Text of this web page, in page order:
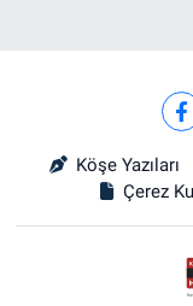
Köşe Yazıları
Çerez